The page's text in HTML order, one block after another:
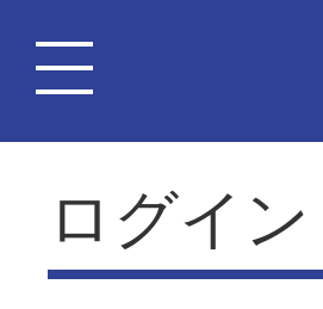
ログイン